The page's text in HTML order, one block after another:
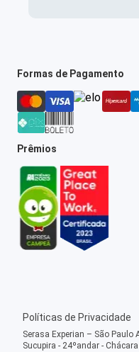
Formas de Pagamento
Prêmios
Políticas de Privacidade
Serasa Experian – São Paulo
Sucupira - 24ºandar -